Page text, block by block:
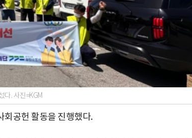
다. 사진=KGM
회공헌 활동을 진행했다.